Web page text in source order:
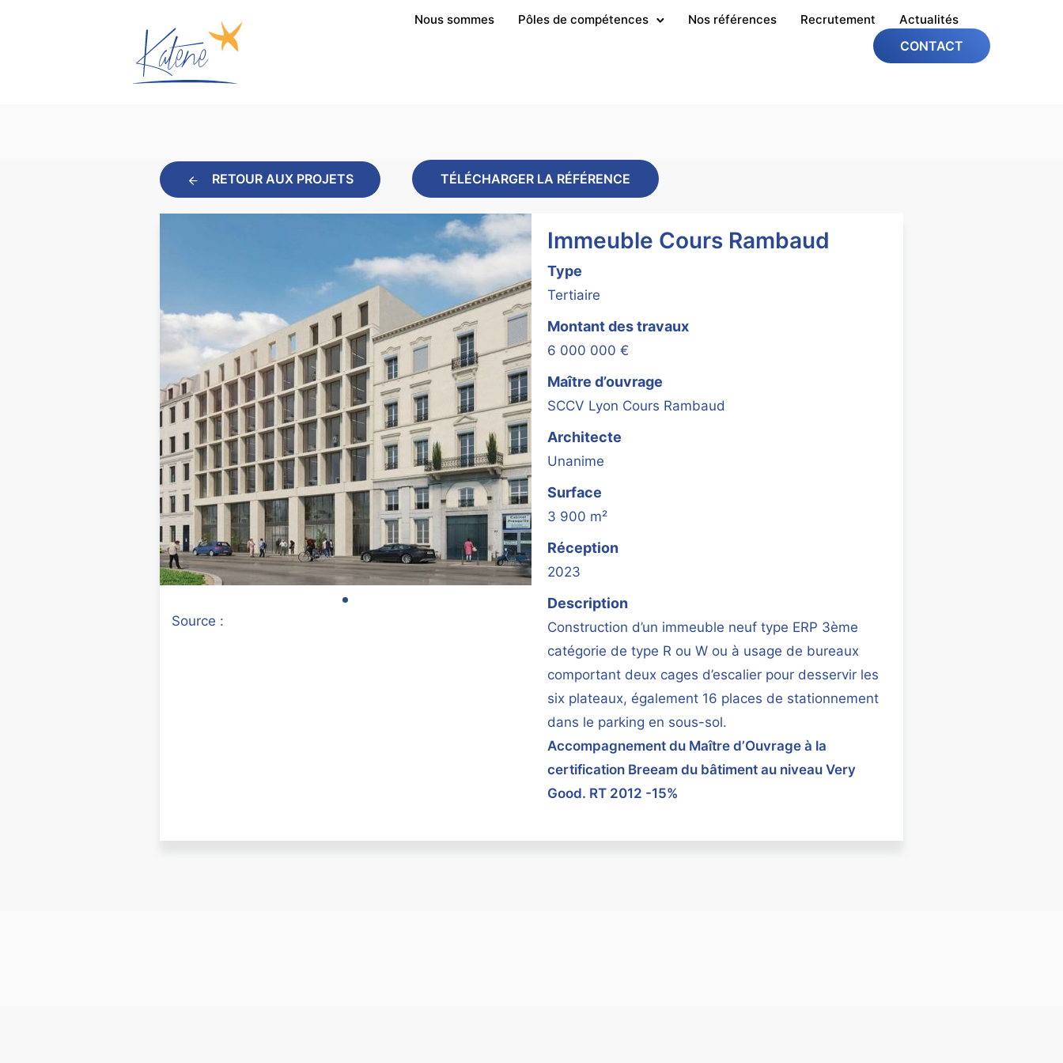
Nous sommes Pôles de compétences Nos références Recrutement Actualités
CONTACT
RETOUR AUX PROJETS TÉLÉCHARGER LA RÉFÉRENCE
Source :
Immeuble Cours Rambaud
Type
Tertiaire
Montant des travaux
6 000 000 €
Maître d’ouvrage
SCCV Lyon Cours Rambaud
Architecte
Unanime
Surface
3 900 m²
Réception
2023
Description
Construction d’un immeuble neuf type ERP 3ème
catégorie de type R ou W ou à usage de bureaux
comportant deux cages d’escalier pour desservir les
six plateaux, également 16 places de stationnement
dans le parking en sous-sol.
Accompagnement du Maître d’Ouvrage à la
certification Breeam du bâtiment au niveau Very
Good. RT 2012 -15%